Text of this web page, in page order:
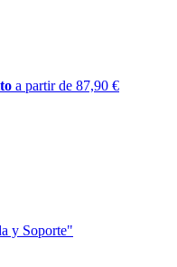
a partir de 87,90 €
y Soporte"